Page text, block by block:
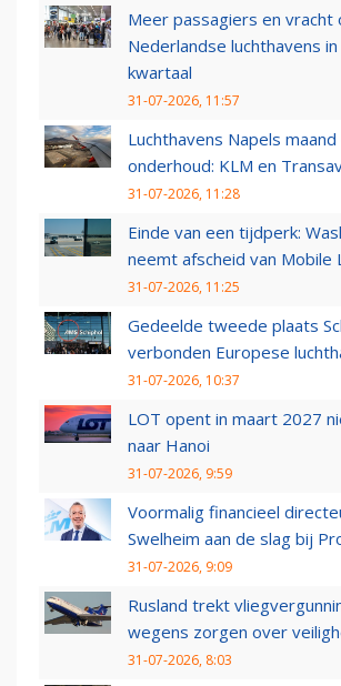
Meer passagiers en vracht
Nederlandse luchthavens
kwartaal
31-07-2026, 11:57
Luchthavens Napels
onderhoud: KLM en
31-07-2026, 11:28
Einde van een tijdperk:
neemt afscheid van Mobile
31-07-2026, 11:25
Gedeelde tweede plaats
verbonden Europese
31-07-2026, 10:37
LOT opent in maart 2027
naar Hanoi
31-07-2026, 9:59
Voormalig financieel
Swelheim aan de slag bij
31-07-2026, 9:09
Rusland trekt
wegens zorgen over
31-07-2026, 8:03